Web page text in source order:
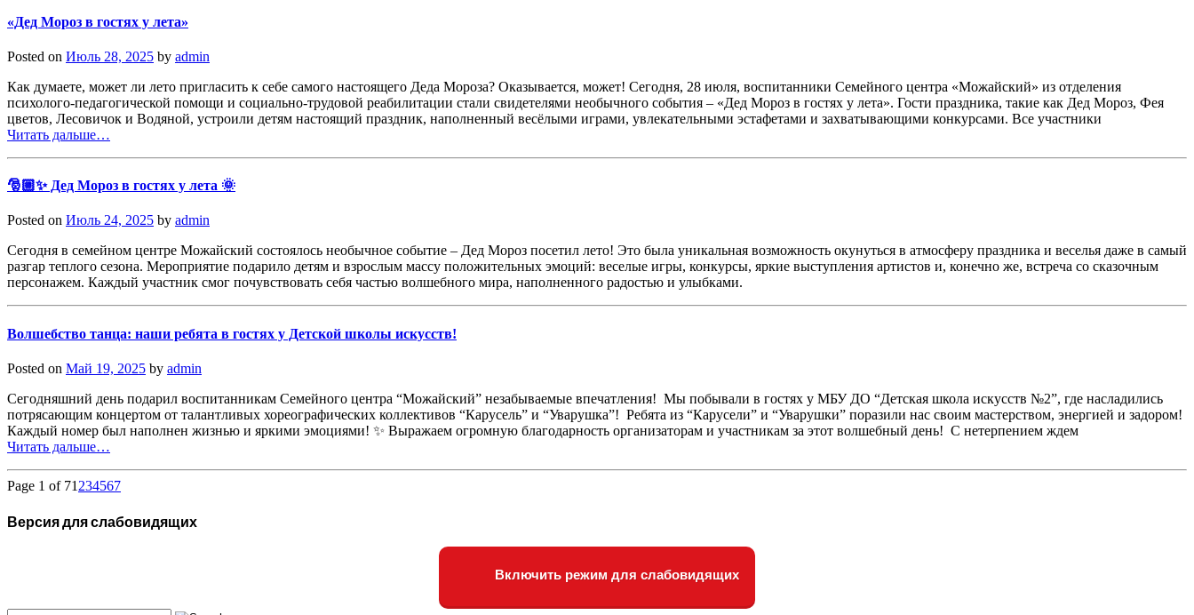
«Дед Мороз в гостях у лета»
Posted on Июль 28, 2025 by admin
Как думаете, может ли лето пригласить к себе самого настоящего Деда Мороза? Оказывается, может! Сегодня, 28 июля, воспитанники Семейного центра «Можайский» из отделения
психолого-педагогической помощи и социально-трудовой реабилитации стали свидетелями необычного события – «Дед Мороз в гостях у лета». Гости праздника, такие как Дед Мороз, Фея
цветов, Лесовичок и Водяной, устроили детям настоящий праздник, наполненный весёлыми играми, увлекательными эстафетами и захватывающими конкурсами. Все участники
Читать дальше…
🎅🏼✨ Дед Мороз в гостях у лета 🌞
Posted on Июль 24, 2025 by admin
Сегодня в семейном центре Можайский состоялось необычное событие – Дед Мороз посетил лето! Это была уникальная возможность окунуться в атмосферу праздника и веселья даже в самый
разгар теплого сезона. Мероприятие подарило детям и взрослым массу положительных эмоций: веселые игры, конкурсы, яркие выступления артистов и, конечно же, встреча со сказочным
персонажем. Каждый участник смог почувствовать себя частью волшебного мира, наполненного радостью и улыбками.
Волшебство танца: наши ребята в гостях у Детской школы искусств!
Posted on Май 19, 2025 by admin
Сегодняшний день подарил воспитанникам Семейного центра “Можайский” незабываемые впечатления! Мы побывали в гостях у МБУ ДО “Детская школа искусств №2”, где насладились
потрясающим концертом от талантливых хореографических коллективов “Карусель” и “Уварушка”! Ребята из “Карусели” и “Уварушки” поразили нас своим мастерством, энергией и задором!
Каждый номер был наполнен жизнью и яркими эмоциями! ✨ Выражаем огромную благодарность организаторам и участникам за этот волшебный день! С нетерпением ждем
Читать дальше…
Page 1 of 71 234567
Версия для слабовидящих
Включить режим для слабовидящих